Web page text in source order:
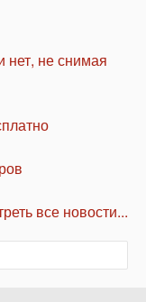
нет, не снимая
все новости...